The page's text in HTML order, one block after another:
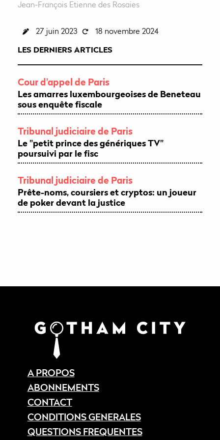
Jean-François Etienne des Rosaies
27 juin 2023
18 novembre 2024
LES DERNIERS ARTICLES
Cour d'appel de Paris
Les amarres luxembourgeoises de Beneteau
sous enquête fiscale
Tribunal judiciaire de Paris
Le "petit prince des génériques TV"
poursuivi par le fisc
Tribunal judiciaire de Paris
Prête-noms, coursiers et cryptos: un joueur
de poker devant la justice
A PROPOS
ABONNEMENTS
CONTACT
CONDITIONS GENERALES
QUESTIONS FREQUENTES